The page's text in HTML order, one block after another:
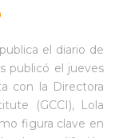
el diario de
publicó el jueves
con la Directora
(GCCI), Lola
figura clave en